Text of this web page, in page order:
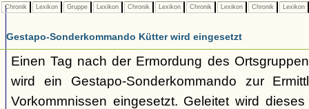
Chronik Lexikon Gruppe Lexikon Chronik Lexikon Chronik Lexikon Chronik Lexikon
Gestapo-Sonderkommando Kütter wird eingesetzt
Einen Tag nach der Ermordung des
wird ein Gestapo-Sonderkommando zur
Vorkommnissen eingesetzt. Geleitet wird